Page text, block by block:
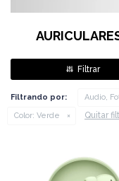
Filtrando por: Audio,
Color: Verde Quitar